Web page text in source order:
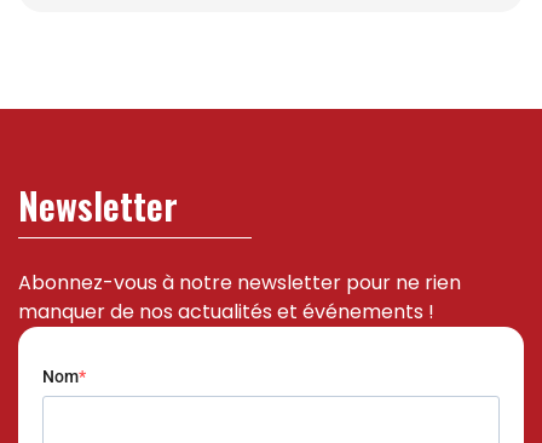
Newsletter
Abonnez-vous à notre newsletter pour ne rien
manquer de nos actualités et événements !
Nom